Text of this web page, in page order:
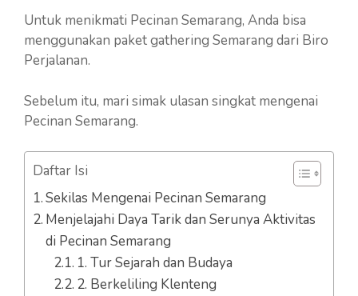
Untuk menikmati Pecinan Semarang, Anda bisa
menggunakan paket gathering Semarang dari Biro
Perjalanan.
Sebelum itu, mari simak ulasan singkat mengenai
Pecinan Semarang.
Daftar Isi
Sekilas Mengenai Pecinan Semarang
Menjelajahi Daya Tarik dan Serunya Aktivitas
di Pecinan Semarang
1. Tur Sejarah dan Budaya
2. Berkeliling Klenteng